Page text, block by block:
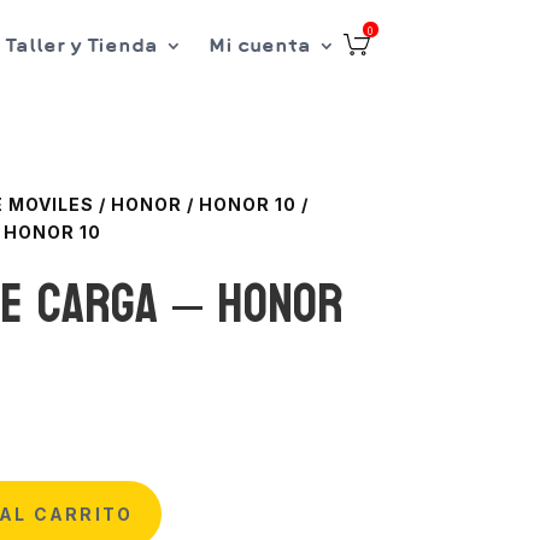
Taller y Tienda Mi cuenta
0
MOVILES / HONOR / HONOR 10 /
10
Carga – Honor
CARRITO